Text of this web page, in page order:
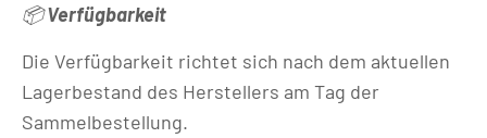
📦Verfügbarkeit
Die Verfügbarkeit richtet sich nach dem aktuellen
Lagerbestand des Herstellers am Tag der
Sammelbestellung.